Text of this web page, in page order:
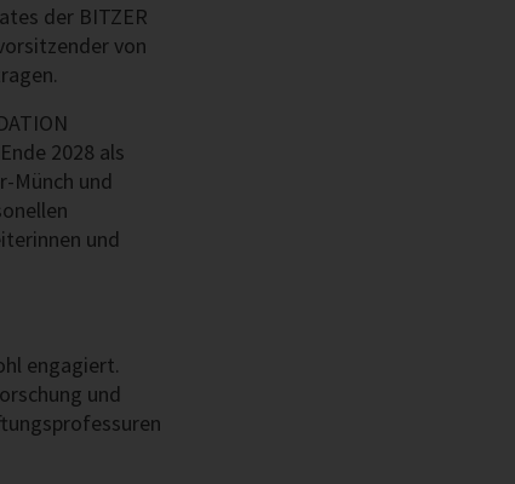
der BITZER
von
2028 als
Münch und
und
engagiert.
und